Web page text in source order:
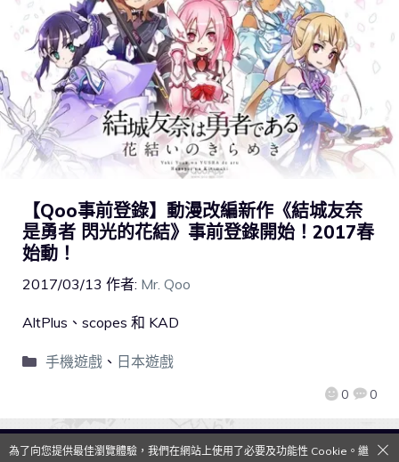
【Qoo事前登錄】動漫改編新作《結城友奈
是勇者 閃光的花結》事前登錄開始！2017春
始動！
2017/03/13 作者: Mr. Qoo
0 0
AltPlus、scopes 和 KAD
手機遊戲、 日本遊戲
QooApp Limited © 2026
為了向您提供最佳瀏覽體驗，我們在網站上使用了必要及功能性 Cookie。繼